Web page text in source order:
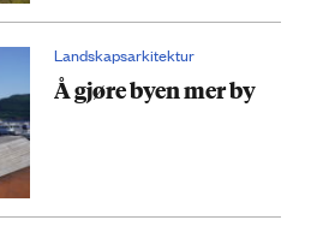
Landskapsarkitektur
Å gjøre byen mer by